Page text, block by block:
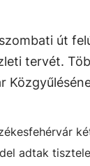
út
tervét.
adtak